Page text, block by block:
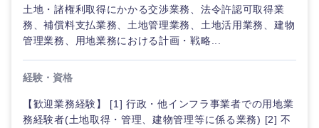
中国・四国地方
鳥取県
岡山県 広島県
土地・諸権利取得にかかる交渉業務、法令許認可取得業
務、補償料支払業務、土地管理業務、土地活用業務、建物
管理業務、用地業務における計画・戦略...
経験・資格
【歓迎業務経験】 [1] 行政・他インフラ事業者での用地業
務経験者(土地取得・管理、建物管理等に係る業務) [2] 不